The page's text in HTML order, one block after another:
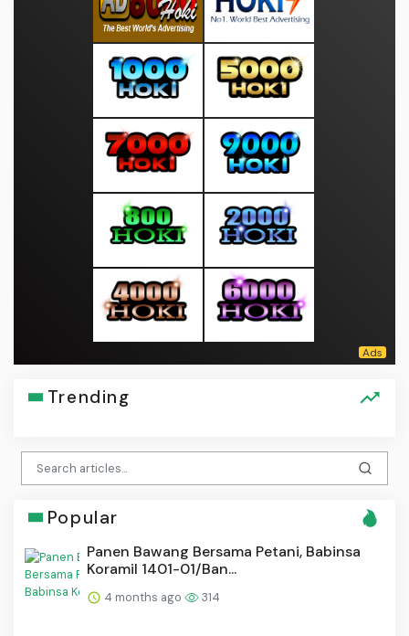
Trending
Popular
Panen Bawang Bersama Petani, Babinsa
Koramil 1401-01/Ban...
4 months ago 314